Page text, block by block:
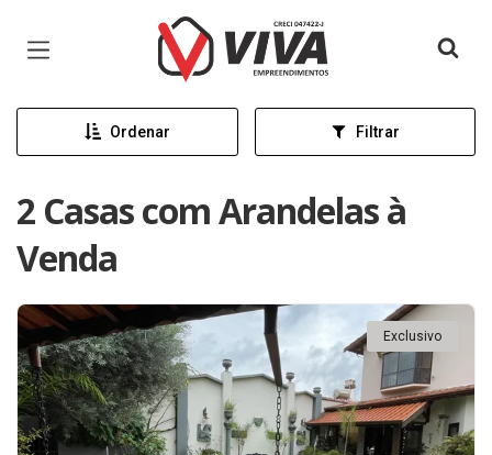
Página inicial
Ordenar Filtrar
2 Casas com Arandelas à
Venda
Exclusivo